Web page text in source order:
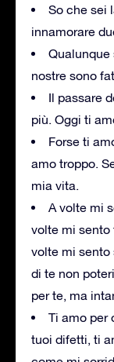
So che sei
innamorare
Qualunque
nostre sono
Il passare
più. Oggi ti
Forse ti
amo troppo.
mia vita.
A volte mi
volte mi sento
volte mi sento
di te non
per te, ma
Ti amo per
tuoi difetti, ti